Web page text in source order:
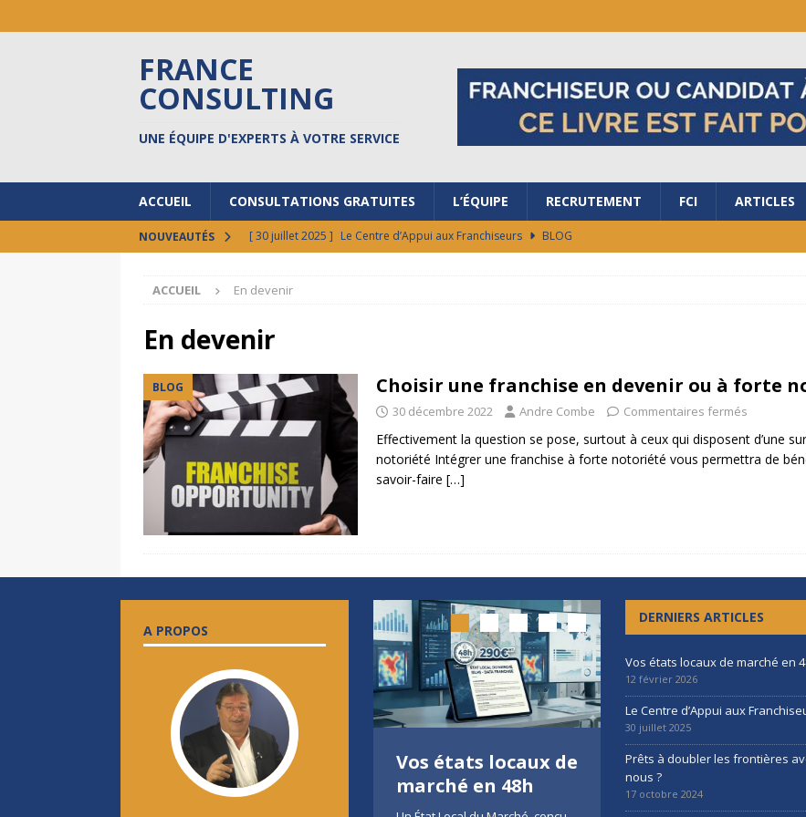
FRANCE
CONSULTING
UNE ÉQUIPE D'EXPERTS À VOTRE SERVICE
ACCUEIL CONSULTATIONS GRATUITES L’ÉQUIPE RECRUTEMENT FCI ARTICLES
NOUVEAUTÉS [ 30 juillet 2025 ] Le Centre d’Appui aux Franchiseurs
BLOG
[ 30 septembre 2024 ]
[ 17 septembre 2024 ]
[ 12 février 2026 ] Vos états locaux de marché en 48h BLOG
ACCUEIL En devenir
En devenir
BLOG Choisir une franchise en devenir ou à forte
30 décembre 2022 Andre Combe Commentaires fermés
Effectivement la question se pose, surtout à ceux qui disposent d’une
notoriété Intégrer une franchise à forte notoriété vous permettra de
savoir-faire […]
A PROPOS
8 BONNES RAISONS
DE REJOINDRE LA
Vos états locaux de
marché en 48h
Le Centre d’Appui
aux Franchiseurs
DERNIERS ARTICLES
Vos états locaux de marché en
12 février 2026
Le Centre d’Appui aux
30 juillet 2025
Prêts à doubler les frontières
nous ?
17 octobre 2024